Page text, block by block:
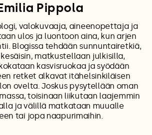
Pippola
valokuvaaja, aineenopettaja ja
ulos ja luontoon aina, kun arjen
Blogissa tehdään sunnuntairetkiä,
matkustellaan julkisilla,
kasvisruokaa ja syödään
retket alkavat itähelsinkiläisen
ovelta. Joskus pysytellään oman
toisinaan liikutaan laajemmin
ja välillä matkataan muualle
tai jopa naapurimaihin.